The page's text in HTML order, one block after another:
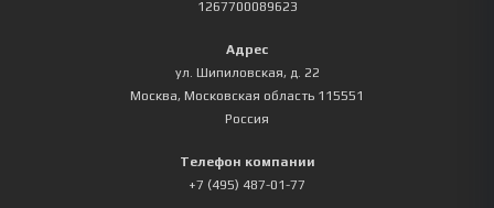
1267700089623
Адрес
ул. Шипиловская, д. 22
Москва, Московская область 115551
Россия
Телефон компании
+7 (495) 487-01-77